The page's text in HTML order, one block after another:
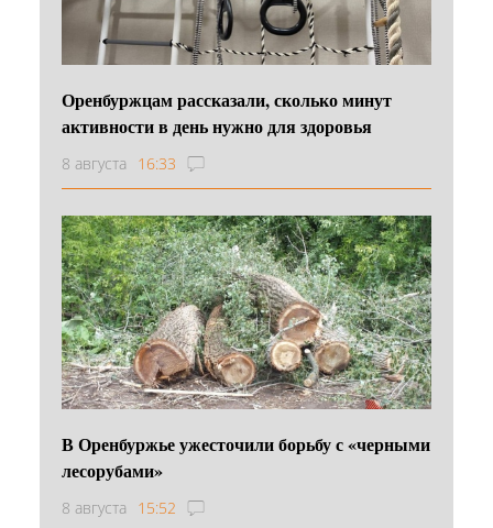
Оренбуржцам рассказали, сколько минут
активности в день нужно для здоровья
8 августа 16:33
В Оренбуржье ужесточили борьбу с «черными
лесорубами»
8 августа 15:52